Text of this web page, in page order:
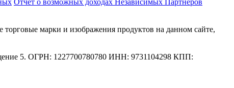
Отчет о возможных доходах Независимых Партнеров
марки и изображения продуктов на данном сайте,
5. ОГРН: 1227700780780 ИНН: 9731104298 КПП: